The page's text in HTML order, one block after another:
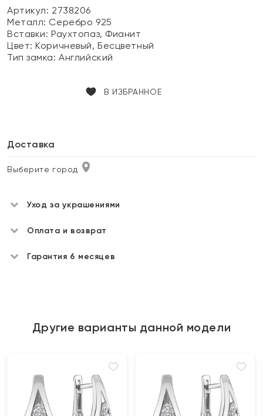
Артикул: 2738206
Металл: Серебро 925
Вставки:Раухтопаз, Фианит
Цвет:Коричневый, Бесцветный
Тип замка:Английский
В ИЗБРАННОЕ
Доставка
Выберите город
Уход за украшениями
Оплата и возврат
Гарантия 6 месяцев
Другие варианты данной модели